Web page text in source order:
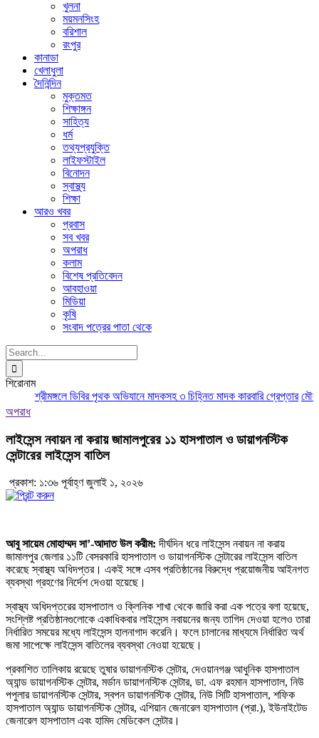
খুলনা
ময়মনসিংহ
বরিশাল
রংপুর
কানাডা
খেলাধুলা
দৈনিন্দিন
মুক্তমত
শিক্ষাঙ্গন
সাহিত্য
ধর্ম
তথ্যপ্রযুক্তি
লাইফস্টাইল
বিনোদন
স্বাস্থ্য
শিক্ষা
আরও খবর
প্রবাস
সব খবর
অপরাধ
কলাম
বিশেষ প্রতিবেদন
আবহাওয়া
মিডিয়া
কৃষি
সংবাদ পত্রের পাতা থেকে
Search
for:
শিরোনাম
শ্রীমঙ্গলে ডিবির পৃথক অভিযানে মাদকসহ ৩ চিহ্নিত মাদক কারবারি গ্রেপ্তার
অপরাধ
লাইসেন্স নবায়ন না করায় জামালপুরের ১১ হাসপাতাল ও ডায়াগনস্টিক
সেন্টারের লাইসেন্স বাতিল
প্রকাশ: ১:৩৬ পূর্বাহ্ণ জুলাই ১, ২০২৬
আবু সায়েম মোহাম্মদ সা’-আদাত উল করীম: দীর্ঘদিন ধরে লাইসেন্স নবায়ন না করায়
জামালপুর জেলার ১১টি বেসরকারি হাসপাতাল ও ডায়াগনস্টিক সেন্টারের লাইসেন্স বাতিল
করেছে স্বাস্থ্য অধিদপ্তর। একই সঙ্গে এসব প্রতিষ্ঠানের বিরুদ্ধে প্রয়োজনীয় আইনগত
ব্যবস্থা গ্রহণের নির্দেশ দেওয়া হয়েছে।
স্বাস্থ্য অধিদপ্তরের হাসপাতাল ও ক্লিনিক শাখা থেকে জারি করা এক পত্রে বলা হয়েছে,
সংশ্লিষ্ট প্রতিষ্ঠানগুলোকে একাধিকবার লাইসেন্স নবায়নের জন্য তাগিদ দেওয়া হলেও তারা
নির্ধারিত সময়ের মধ্যে লাইসেন্স হালনাগাদ করেনি। ফলে চালানের মাধ্যমে নির্ধারিত অর্থ
জমা সাপেক্ষে লাইসেন্স বাতিলের ব্যবস্থা নেওয়া হয়েছে।
প্রকাশিত তালিকায় রয়েছে তুষার ডায়াগনস্টিক সেন্টার, দেওয়ানগঞ্জ আধুনিক হাসপাতাল
অ্যান্ড ডায়াগনস্টিক সেন্টার, মর্ডান ডায়াগনস্টিক সেন্টার, ডা. এফ রহমান হাসপাতাল, নিউ
পপুলার ডায়াগনস্টিক সেন্টার, স্বপন ডায়াগনস্টিক সেন্টার, নিউ সিটি হাসপাতাল, শফিক
হাসপাতাল অ্যান্ড ডায়াগনস্টিক সেন্টার, এশিয়ান জেনারেল হাসপাতাল (প্রা.), ইউনাইটেড
জেনারেল হাসপাতাল এবং হামিদ মেডিকেল সেন্টার।